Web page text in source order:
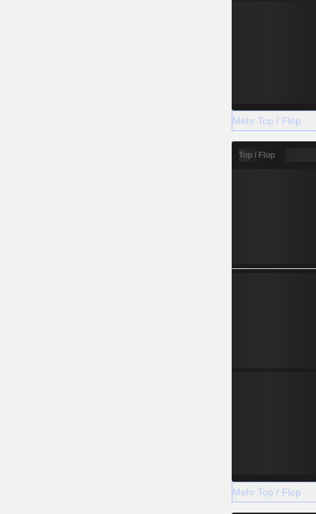
Mehr Top / Flop
Top / Flop
Mehr Top / Flop